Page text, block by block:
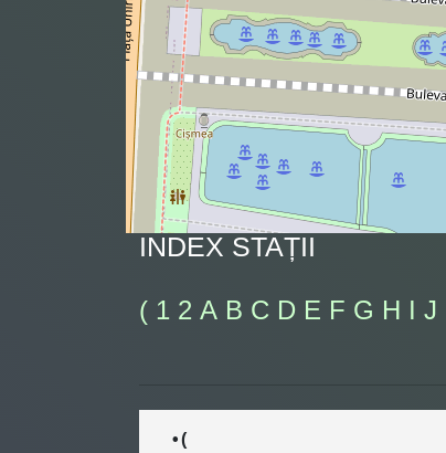
INDEX STAȚII
( 1 2 A B C D E F G H I J
• (